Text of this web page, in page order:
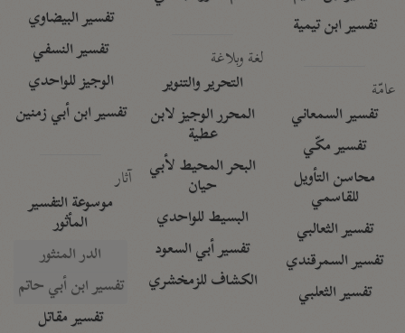
تفسير ابن تيمية
عامّة
تفسير السمعاني
تفسير مكّي
محاسن التأويل
للقاسمي
تفسير الثعالبي
تفسير السمرقندي
تفسير الثعلبي
لغة وبلاغة
التحرير والتنوير
المحرر الوجيز لابن
عطية
البحر المحيط لأبي
حيان
البسيط للواحدي
تفسير أبي السعود
الكشاف للزمخشري
تفسير البيضاوي
تفسير النسفي
الوجيز للواحدي
تفسير ابن أبي زمنين
آثار
موسوعة التفسير
المأثور
الدر المنثور
تفسير ابن أبي حاتم
تفسير مقاتل